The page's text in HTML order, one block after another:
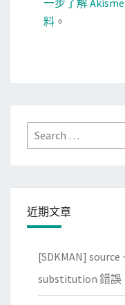
一步了解
料 。
Search
for:
近期文章
[SDKMAN]
substitution 錯誤